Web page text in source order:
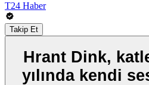
T24 Haber
Takip Et
Hrant Dink,
yılında kendi